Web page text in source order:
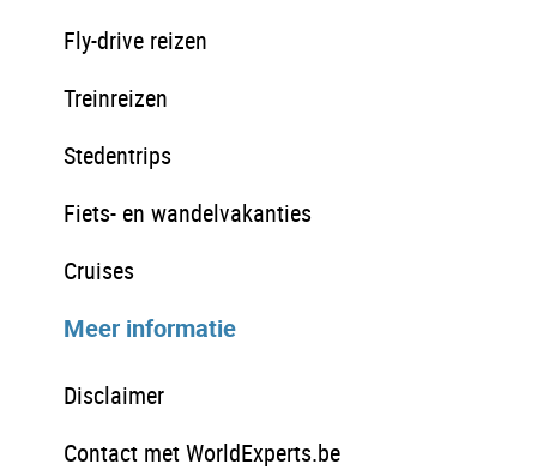
Fly-drive reizen
Treinreizen
Stedentrips
Fiets- en wandelvakanties
Cruises
Meer informatie
Disclaimer
Contact met WorldExperts.be